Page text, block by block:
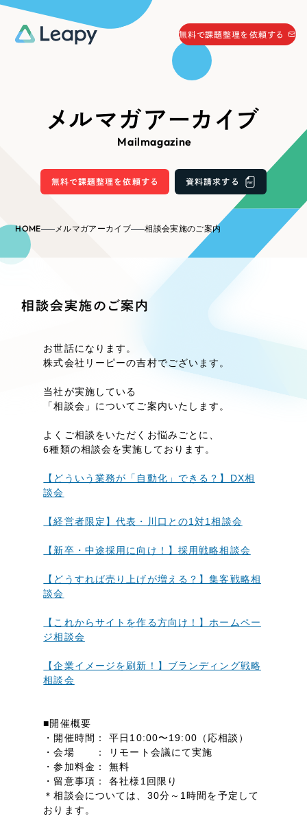
サービス
Service
一過性の広告に頼らず、「仕組み」と「ノウハウ」
マーケティングDX支援
Webサイト制作
採用サイト制作
ECサイト制作
ブランドサイト制作
?
お役立ち情報
無料で課題整理を依頼する
058-215-0066
24時間受付
資料請求する
Webサイト制作
採用サイト制作
ブランドサイト制作
制作実績
すべて （624件）
ブランドサイト・サービスサイト （85件）
求人・採用サイト （61件）
ECサイト（オンラインショップ） （43件）
LP（ランディングページ） （28件）
キャンペーン・プロモーションサイト
ブランディング（ロゴ・印刷物） （90件）
その他
オプションサービス
お客様インタビュー
Outsourcing
アウトソーシング（代行支援）
Company
メルマガアーカイブ
Mailmagazine
無料で課題整理を依頼する 資料請求する
HOME メルマガアーカイブ 相談会実施のご案内
相談会実施のご案内
お世話になります。
株式会社リーピーの吉村でございます。
当社が実施している
「相談会」についてご案内いたします。
よくご相談をいただくお悩みごとに、
6種類の相談会を実施しております。
【どういう業務が「自動化」できる？】DX相
談会
【経営者限定】代表・川口との1対1相談会
【新卒・中途採用に向け！】採用戦略相談会
【どうすれば売り上げが増える？】集客戦略相
談会
【これからサイトを作る方向け！】ホームペー
ジ相談会
【企業イメージを刷新！】ブランディング戦略
相談会
■開催概要
・開催時間： 平日10:00〜19:00（応相談）
・会場 ： リモート会議にて実施
・参加料金： 無料
・留意事項： 各社様1回限り
＊相談会については、30分～1時間を予定して
おります。